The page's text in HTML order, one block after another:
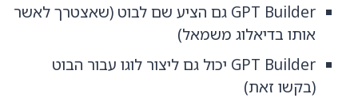
GPT Builder גם הציע שם לבוט (שאצטרך לאשר
אותו בדיאלוג משמאל)
GPT Builder יכול גם ליצור לוגו עבור הבוט
(בקשו זאת)